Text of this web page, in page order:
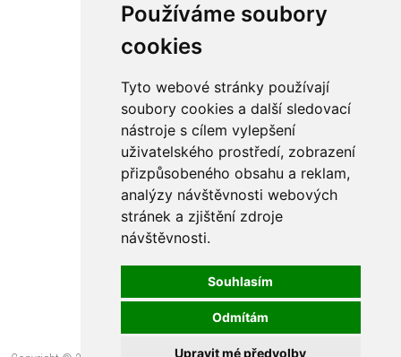
Používáme soubory
cookies
Tyto webové stránky používají
soubory cookies a další sledovací
nástroje s cílem vylepšení
uživatelského prostředí, zobrazení
přizpůsobeného obsahu a reklam,
analýzy návštěvnosti webových
stránek a zjištění zdroje
návštěvnosti.
Souhlasím
Odmítám
Upravit mé předvolby